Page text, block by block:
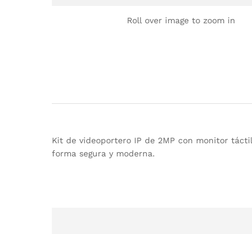
Roll over image to zoom in
Kit de videoportero IP de 2MP con monitor
forma segura y moderna.